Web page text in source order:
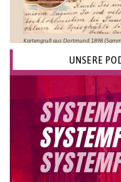
Kartengruß aus Dortmund 1898
UNSERE